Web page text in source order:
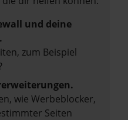
und deine
zum Beispiel
wie Werbeblocker,
Seiten